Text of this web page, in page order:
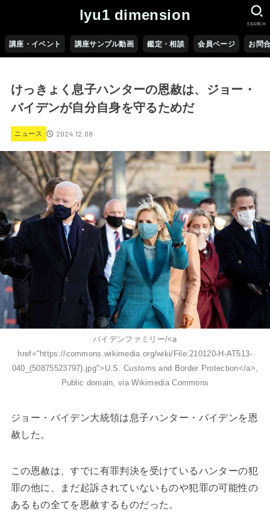
lyu1 dimension
講座・イベント 講座サンプル動画 鑑定・相談 会員ページ お問
SEARCH
けっきょく息子ハンターの恩赦は、ジョー・
バイデンが自分自身を守るためだ
ニュース 2024.12.08
バイデンファミリー/<a
href="https://commons.wikimedia.org/wiki/File:210120-H-AT513-
040_(50875523797).jpg">U.S. Customs and Border Protection</a>,
Public domain, via Wikimedia Commons
ジョー・バイデン大統領は息子ハンター・バイデンを恩
赦した。
この恩赦は、すでに有罪判決を受けているハンターの犯
罪の他に、まだ起訴されていないものや犯罪の可能性の
あるもの全てを恩赦するものだった。